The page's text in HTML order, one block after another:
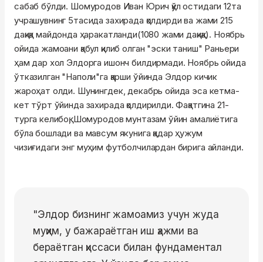
сабаб бўлди. Шомуродов Иван Юрич қўл остидаги 12та
учрашувнинг 5тасида захирада қолдирди ва жами 215
дақиқа майдонда ҳаракатланди(1080 жами дақиқа). Ноябрь
ойида жамоани қабул қилиб олган "эски таниш" Раньери
ҳам дар хол Элдорга ишонч билдирмади. Ноябрь ойида
ўтказилган "Наполи"га қарши ўйинда Элдор кичик
жароҳат олди. Шунингдек, декабрь ойида эса кетма-
кет тўрт ўйинда захирада қолдирилди. Фақатгина 21-
турга келибоқ, Шомуродов мунтазам ўйин амалиётига
бўла бошлади ва мавсум якунига қадар ҳужум
чизиғидаги энг муҳим футболчилардан бирига айланди.
"Элдор бизнинг жамоамиз учун жуда
муҳим, у бажараётган иш ҳажми ва
бераётган ҳиссаси билан фундаментал